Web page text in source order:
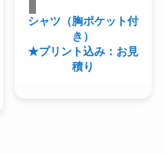
シャツ（胸ポケット付
き）
★プリント込み：お見
積り